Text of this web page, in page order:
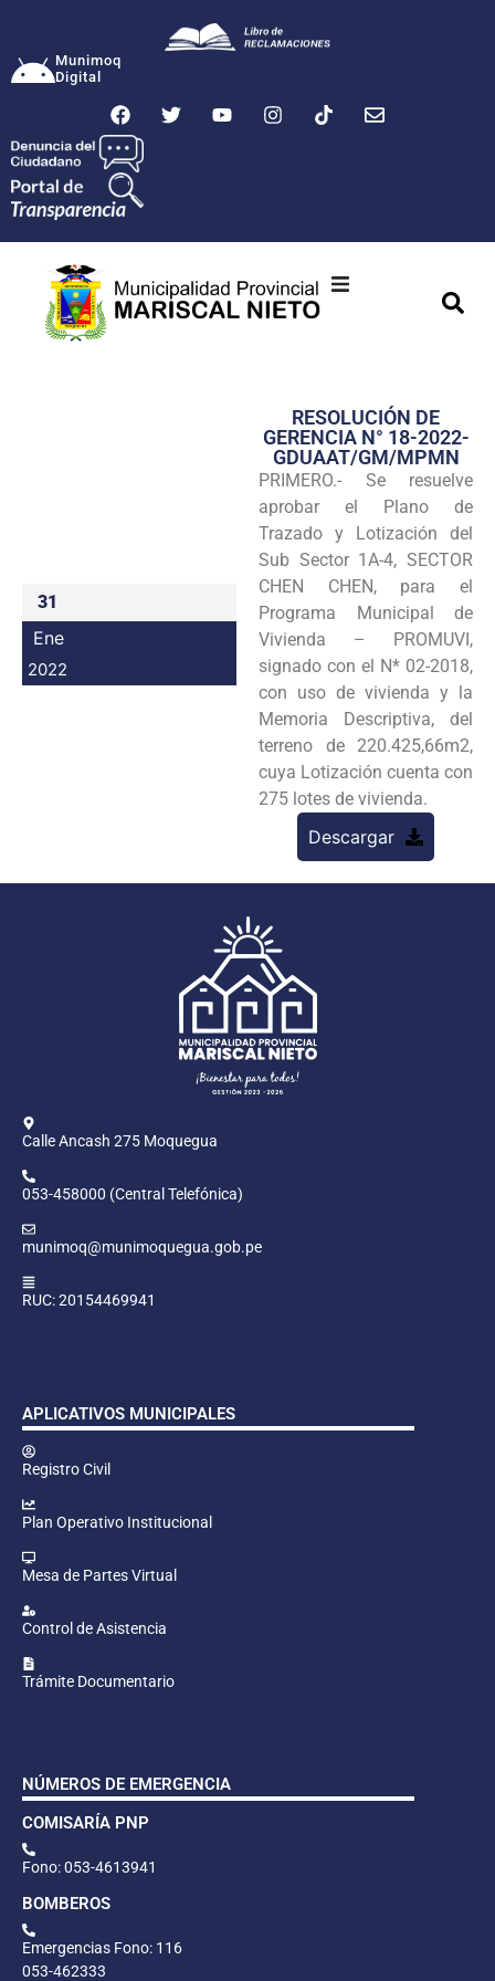
Munimoq
Digital
Transparencia
Seguridad
Programas
Intranet
31
Ene
2022
RESOLUCIÓN DE
GERENCIA N° 18-2022-
GDUAAT/GM/MPMN
PRIMERO.- Se resuelve
aprobar el Plano de
Trazado y Lotización del
Sub Sector 1A-4, SECTOR
CHEN CHEN, para el
Programa Municipal de
Vivienda – PROMUVI,
signado con el N* 02-2018,
con uso de vivienda y la
Memoria Descriptiva, del
terreno de 220.425,66m2,
cuya Lotización cuenta con
275 lotes de vivienda.
Descargar
Calle Ancash 275 Moquegua
053-458000 (Central Telefónica)
munimoq@munimoquegua.gob.pe
RUC: 20154469941
APLICATIVOS MUNICIPALES
Registro Civil
Plan Operativo Institucional
Mesa de Partes Virtual
Control de Asistencia
Trámite Documentario
NÚMEROS DE EMERGENCIA
COMISARÍA PNP
Fono: 053-4613941
BOMBEROS
Emergencias Fono: 116
053-462333